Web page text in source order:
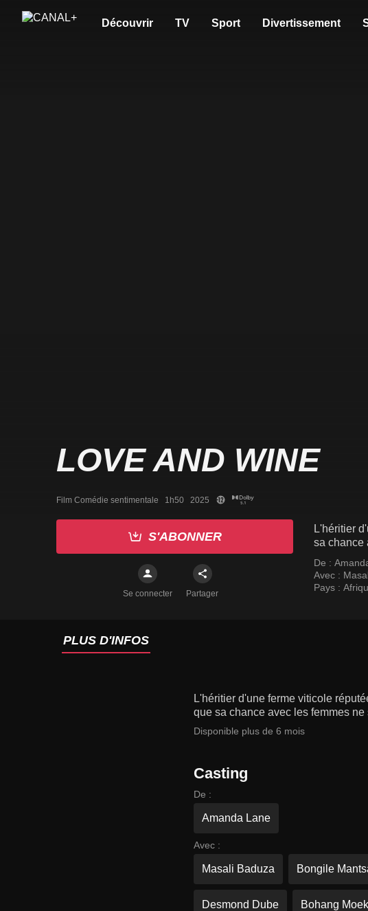
Découvrir TV Sport Divertissement
LOVE AND WINE
Film Comédie sentimentale   1h50   2025
S'ABONNER
Se connecter Partager
L'héritier
sa chance
De :
Avec :
Pays :
PLUS D'INFOS
L'héritier d'une ferme viticole
que sa chance avec les femmes
Disponible plus de 6 mois
Casting
De :
Amanda Lane
Avec :
Masali Baduza Bongile
Desmond Dube Bohang